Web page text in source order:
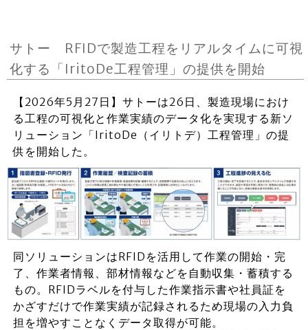
サトー RFIDで製造工程をリアルタイムに可視
化する「IritoDe工程管理」の提供を開始
【2026年5月27日】サトーは26日、製造現場におけ
る工程の可視化と作業実績のデータ化を実現する新ソ
リューション「IritoDe（イリトデ）工程管理」の提
供を開始した。
同ソリューションはRFIDを活用して作業の開始・完
了、作業者情報、部材情報などを自動収集・蓄積する
もの。RFIDラベルを付与した作業指示書や社員証を
かざすだけで作業実績が記録されるため現場の入力負
担を増やすことなくデータ取得が可能。